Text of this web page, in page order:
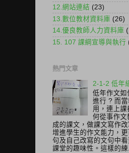
12.網站連結 (23)
13.數位教材資料庫 (26)
14.優良教師人力資料庫
15. 107 課綱宣導與執行
熱門文章
2-1-2 低年
低年作文如
進行 ? 而
用，連上課
何從事作文
成的課文，做課文寫作
增進學生的作文能力，
句及自己改寫的文句中
課堂的趣味性。這樣的練